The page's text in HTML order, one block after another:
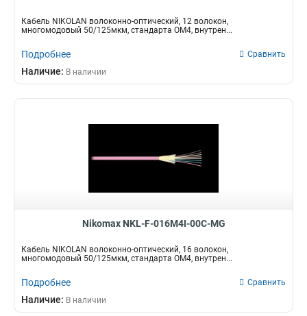
Кабель NIKOLAN волоконно-оптический, 12 волокон,
многомодовый 50/125мкм, стандарта ОМ4, внутрен...
Подробнее Сравнить
Наличие: В наличии
Nikomax NKL-F-016M4I-00C-MG
Кабель NIKOLAN волоконно-оптический, 16 волокон,
многомодовый 50/125мкм, стандарта ОМ4, внутрен...
Подробнее Сравнить
Наличие: В наличии